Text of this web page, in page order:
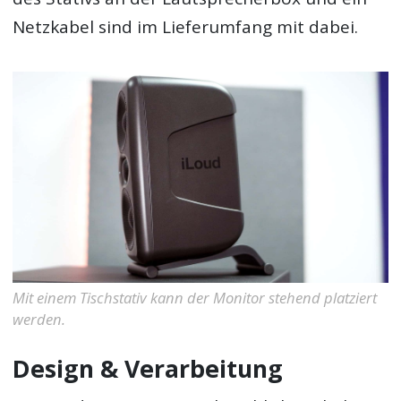
Netzkabel sind im Lieferumfang mit dabei.
Mit einem Tischstativ kann der Monitor stehend platziert
werden.
Design & Verarbeitung